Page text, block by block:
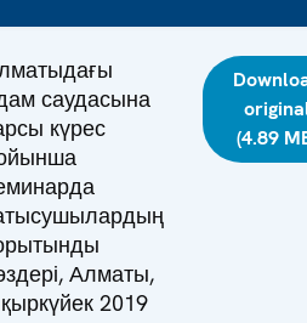
саудасына
күрес
Алматы,
2019
(4.89